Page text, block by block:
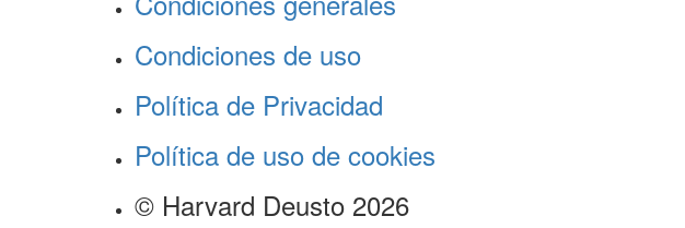
Condiciones de uso
Política de Privacidad
Política de uso de cookies
© Harvard Deusto 2026